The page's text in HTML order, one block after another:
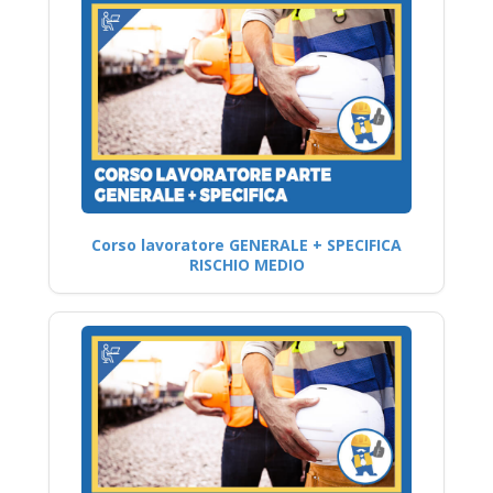
Corso lavoratore GENERALE + SPECIFICA
RISCHIO MEDIO